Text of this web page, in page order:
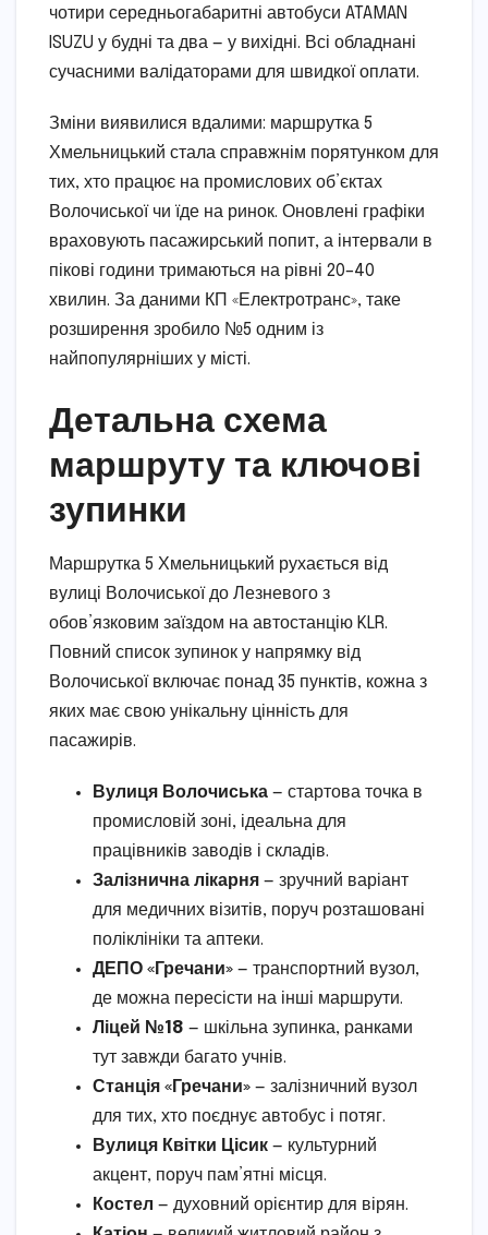
чотири середньогабаритні автобуси ATAMAN
ISUZU у будні та два — у вихідні. Всі обладнані
сучасними валідаторами для швидкої оплати.
Зміни виявилися вдалими: маршрутка 5
Хмельницький стала справжнім порятунком для
тих, хто працює на промислових об’єктах
Волочиської чи їде на ринок. Оновлені графіки
враховують пасажирський попит, а інтервали в
пікові години тримаються на рівні 20–40
хвилин. За даними КП «Електротранс», таке
розширення зробило №5 одним із
найпопулярніших у місті.
Детальна схема
маршруту та ключові
зупинки
Маршрутка 5 Хмельницький рухається від
вулиці Волочиської до Лезневого з
обов’язковим заїздом на автостанцію KLR.
Повний список зупинок у напрямку від
Волочиської включає понад 35 пунктів, кожна з
яких має свою унікальну цінність для
пасажирів.
Вулиця Волочиська — стартова точка в
промисловій зоні, ідеальна для
працівників заводів і складів.
Залізнична лікарня — зручний варіант
для медичних візитів, поруч розташовані
поліклініки та аптеки.
ДЕПО «Гречани» — транспортний вузол,
де можна пересісти на інші маршрути.
Ліцей №18 — шкільна зупинка, ранками
тут завжди багато учнів.
Станція «Гречани» — залізничний вузол
для тих, хто поєднує автобус і потяг.
Вулиця Квітки Цісик — культурний
акцент, поруч пам’ятні місця.
Костел — духовний орієнтир для вірян.